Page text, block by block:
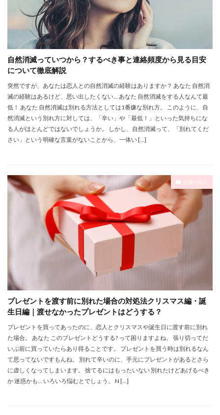
自然消滅っていつから？するべき事と連絡頻度から見る目安
について徹底解説
突然ですが、あなたは恋人との自然消滅の経験はありますか？ あなた 自然消
滅の経験はあるけど、思い出したくない… あなた 自然消滅をする人なんて最
低！ あなた 自然消滅は別れる方法としては1番嫌な別れ方。 このように、自
然消滅という別れ方に対しては、「辛い」や「最低！」といった気持ちにな
る人がほとんどではないでしょうか。 しかし、自然消滅って、「別れてくだ
さい」という明確な言葉がないことから、一体い […]
恋愛の悩み
プレゼントを渡す前に別れた場合の対処法クリスマス編・誕
生日編｜渡せなかったプレゼントはどうする？
プレゼントを買ってあったのに、恋人とクリスマスや誕生日に渡す前に別れ
た場合。 あなた このプレゼントどうする? って困りますよね。 張り切ってだ
いぶ前に買っていたらあり得ることです。 プレゼントを買う時は別れるなん
て思ってないですもんね。 別れて辛いのに、手元にプレゼントがあるとさら
に虚しくなってしまいます。 捨てるにはもったいない 別れたけどあげるべき
か 迷惑かも… いろいろ悩むとでしょう。 N […]